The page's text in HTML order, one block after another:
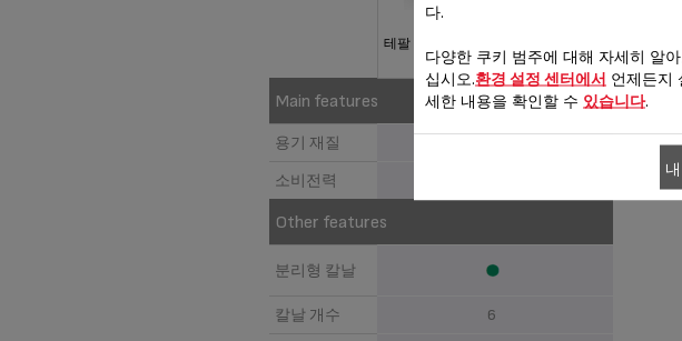
테팔 인피니믹스+ 사일런스 블
랙 BL94C8KR
Main features
용기 재질
소비전력
Other features
분리형 칼날
칼날 개수 6
다.
다양한 쿠키 범주에 대해 자세히 알
십시오. 환경 설정 센터에서 언제든지
세한 내용을 확인할 수 있습니다.